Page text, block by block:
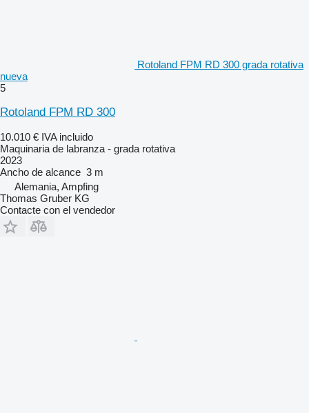
Rotoland FPM RD 300 grada rotativa
nueva
5
Rotoland FPM RD 300
10.010 € IVA incluido
Maquinaria de labranza - grada rotativa
2023
Ancho de alcance 3 m
Alemania, Ampfing
Thomas Gruber KG
Contacte con el vendedor